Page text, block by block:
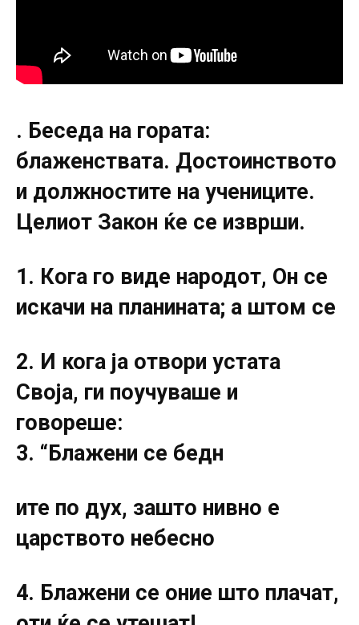
. Беседа на гората:
блаженствата. Достоинството
и должностите на учениците.
Целиот Закон ќе се изврши.
1. Кога го виде народот, Он се
искачи на планината; а штом се
2. И кога ја отвори устата
Своја, ги поучуваше и
говореше:
3. “Блажени се бедн
ите по дух, зашто нивно е
царството небесно
4. Блажени се оние што плачат,